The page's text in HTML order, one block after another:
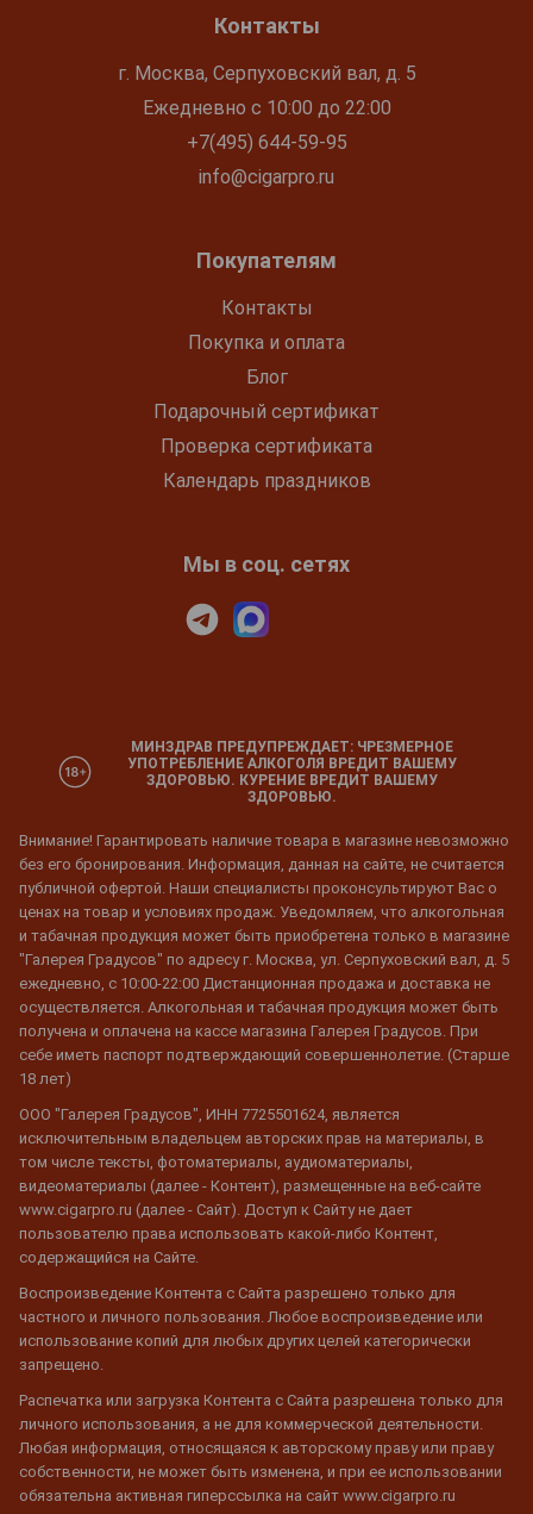
Контакты
г. Москва, Серпуховский вал, д. 5
Ежедневно с 10:00 до 22:00
+7(495) 644-59-95
info@cigarpro.ru
Покупателям
Контакты
Покупка и оплата
Блог
Подарочный сертификат
Проверка сертификата
Календарь праздников
Мы в соц. сетях
МИНЗДРАВ ПРЕДУПРЕЖДАЕТ: ЧРЕЗМЕРНОЕ
УПОТРЕБЛЕНИЕ АЛКОГОЛЯ ВРЕДИТ ВАШЕМУ
ЗДОРОВЬЮ. КУРЕНИЕ ВРЕДИТ ВАШЕМУ
ЗДОРОВЬЮ.
Внимание! Гарантировать наличие товара в магазине невозможно
без его бронирования. Информация, данная на сайте, не считается
публичной офертой. Наши специалисты проконсультируют Вас о
ценах на товар и условиях продаж. Уведомляем, что алкогольная
и табачная продукция может быть приобретена только в магазине
"Галерея Градусов" по адресу г. Москва, ул. Серпуховский вал, д. 5
ежедневно, с 10:00-22:00 Дистанционная продажа и доставка не
осуществляется. Алкогольная и табачная продукция может быть
получена и оплачена на кассе магазина Галерея Градусов. При
себе иметь паспорт подтверждающий совершеннолетие. (Старше
18 лет)
ООО "Галерея Градусов", ИНН 7725501624, является
исключительным владельцем авторских прав на материалы, в
том числе тексты, фотоматериалы, аудиоматериалы,
видеоматериалы (далее - Контент), размещенные на веб-сайте
www.cigarpro.ru (далее - Сайт). Доступ к Сайту не дает
пользователю права использовать какой-либо Контент,
содержащийся на Сайте.
Воспроизведение Контента с Сайта разрешено только для
частного и личного пользования. Любое воспроизведение или
использование копий для любых других целей категорически
запрещено.
Распечатка или загрузка Контента с Сайта разрешена только для
личного использования, а не для коммерческой деятельности.
Любая информация, относящаяся к авторскому праву или праву
собственности, не может быть изменена, и при ее использовании
обязательна активная гиперссылка на сайт www.cigarpro.ru